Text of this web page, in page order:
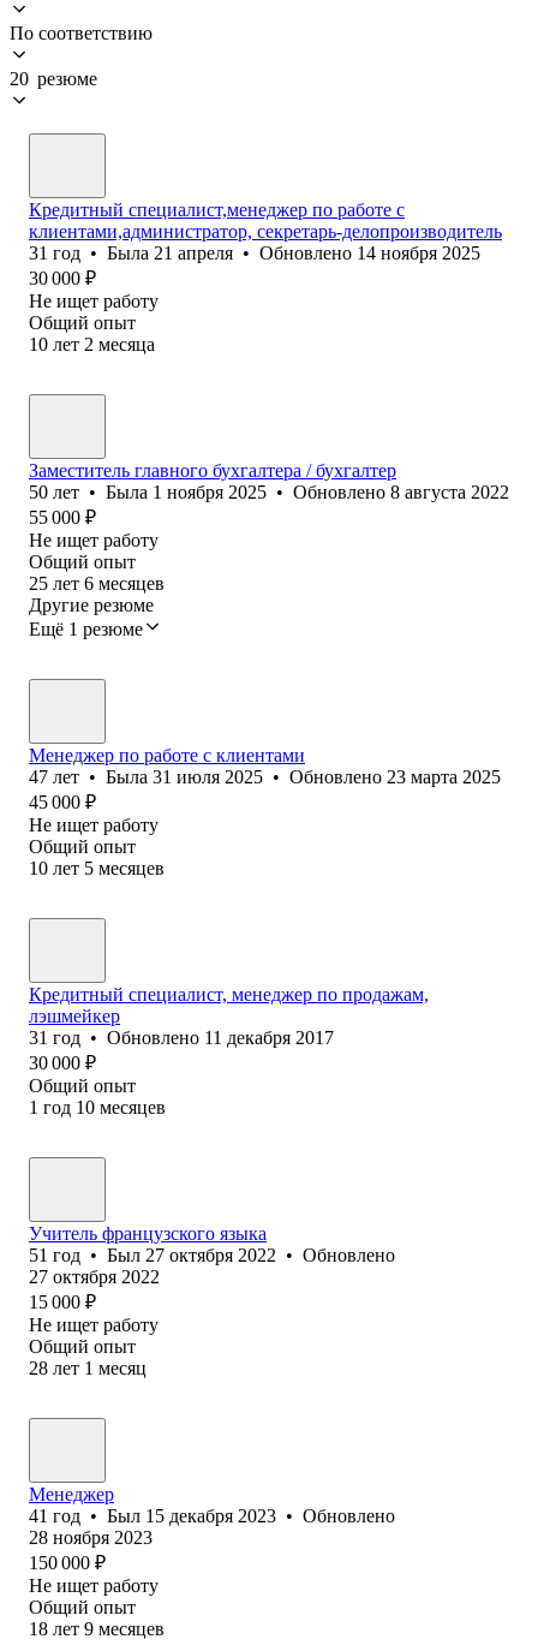
По соответствию
20 резюме
Кредитный специалист,менеджер по работе с
клиентами,администратор, секретарь-делопроизводитель
31 год • Была 21 апреля • Обновлено 14 ноября 2025
30 000 ₽
Не ищет работу
Общий опыт
10 лет 2 месяца
Заместитель главного бухгалтера / бухгалтер
50 лет • Была 1 ноября 2025 • Обновлено 8 августа 2022
55 000 ₽
Не ищет работу
Общий опыт
25 лет 6 месяцев
Другие резюме
Ещё 1 резюме
Менеджер по работе с клиентами
47 лет • Была 31 июля 2025 • Обновлено 23 марта 2025
45 000 ₽
Не ищет работу
Общий опыт
10 лет 5 месяцев
Кредитный специалист, менеджер по продажам,
лэшмейкер
31 год • Обновлено 11 декабря 2017
30 000 ₽
Общий опыт
1 год 10 месяцев
Учитель французского языка
51 год • Был 27 октября 2022 • Обновлено
27 октября 2022
15 000 ₽
Не ищет работу
Общий опыт
28 лет 1 месяц
Менеджер
41 год • Был 15 декабря 2023 • Обновлено
28 ноября 2023
150 000 ₽
Не ищет работу
Общий опыт
18 лет 9 месяцев